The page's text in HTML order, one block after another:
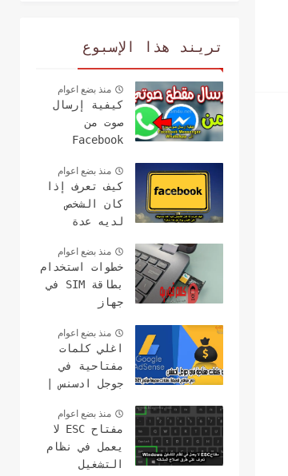
تريند هذا الإسبوع
منذ بضع اعوام
كيفية إرسال
صوت من
Facebook
WhatsApp
منذ بضع اعوام
كيف تعرف إذا
كان الشخص
لديه عدة
الفيس بوك هل
هذا ممكن؟
منذ بضع اعوام
خطوات استخدام
بطاقة SIM في
جهاز
وعمل مكالمات
منذ بضع اعوام
اغلي كلمات
مفتاحية في
جوجل ادسنس |
لمعرفة كلمات
سعرها مرتفع
2021
منذ بضع اعوام
مفتاح ESC لا
يعمل في نظام
التشغيل